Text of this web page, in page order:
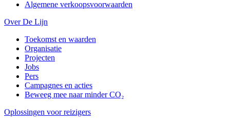
Algemene verkoopsvoorwaarden
Over De Lijn
Toekomst en waarden
Organisatie
Projecten
Jobs
Pers
Campagnes en acties
Beweeg mee naar minder CO₂
Oplossingen voor reizigers